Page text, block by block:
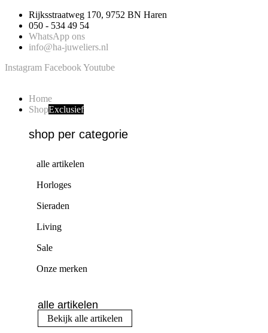
naar
inhoud
Rijksstraatweg 170, 9752 BN Haren
050 - 534 49 54
WhatsApp ons
info@ha-juweliers.nl
Instagram Facebook Youtube
Home
ShopExclusief
shop per categorie
alle artikelen
Horloges
Sieraden
Living
Sale
Onze merken
alle artikelen
Bekijk alle artikelen